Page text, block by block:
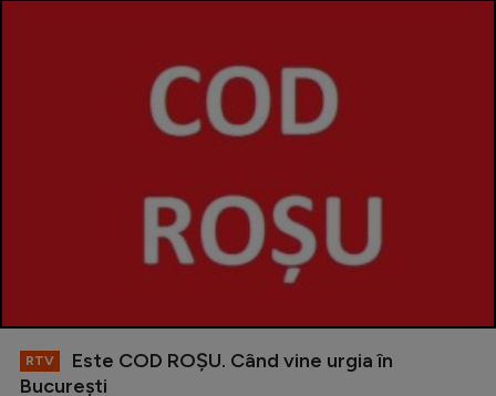
RTV
Este COD ROŞU. Când vine urgia în
Bucureşti